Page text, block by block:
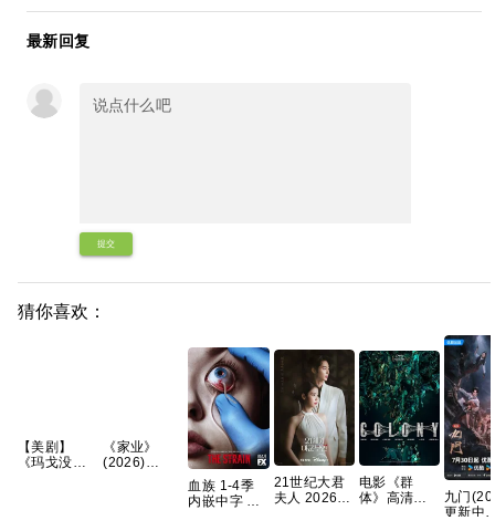
最新回复
提交
猜你喜欢：
【美剧】
《玛戈没钱
《家业‎》
(2026)
血族 1-4季
内嵌中字 高
21世纪大君
夫人 2026
电影《群
体》高清免
九门
更新中